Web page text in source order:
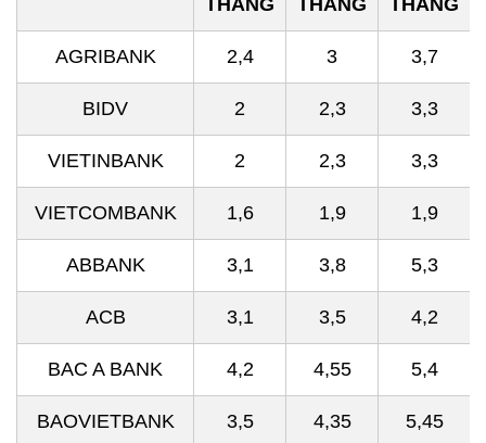
THÁNG THÁNG THÁNG
AGRIBANK 2,4 3 3,7
BIDV 2 2,3 3,3
VIETINBANK 2 2,3 3,3
VIETCOMBANK 1,6 1,9 1,9
ABBANK 3,1 3,8 5,3
ACB 3,1 3,5 4,2
BAC A BANK 4,2 4,55 5,4
BAOVIETBANK 3,5 4,35 5,45